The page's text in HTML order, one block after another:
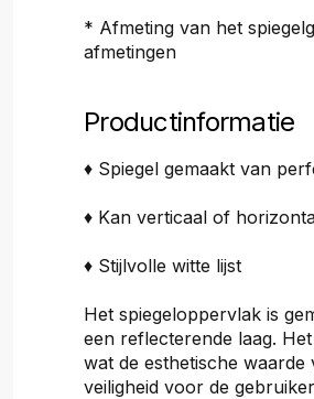
* Afmeting van het
afmetingen
Productinformatie
♦ Spiegel gemaakt van
♦ Kan verticaal of
♦ Stijlvolle witte lijst
Het spiegeloppervlak is
een reflecterende laag.
wat de esthetische
veiligheid voor de